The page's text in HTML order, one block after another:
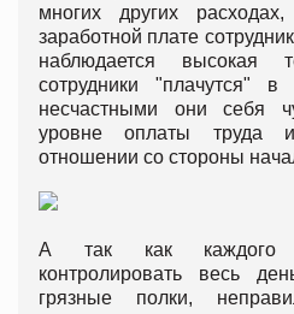
многих других
заработной плате
наблюдается высокая
сотрудники
несчастными они себя
уровне оплаты труда и
отношении со стороны
А так как каждого
контролировать весь
грязные полки,